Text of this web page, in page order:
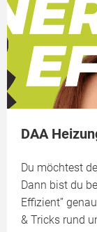
DAA
Du möchtest
Dann bist du
Effizient”
& Tricks rund